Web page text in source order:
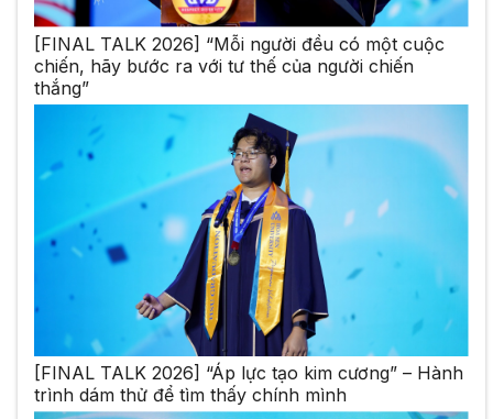
[FINAL TALK 2026] “Mỗi người đều có một cuộc
chiến, hãy bước ra với tư thế của người chiến
thắng”
[FINAL TALK 2026] “Áp lực tạo kim cương” – Hành
trình dám thử để tìm thấy chính mình